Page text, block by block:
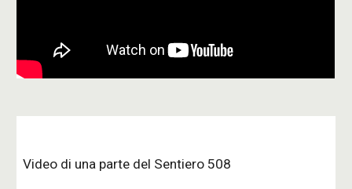
Video di una parte del Sentiero 508